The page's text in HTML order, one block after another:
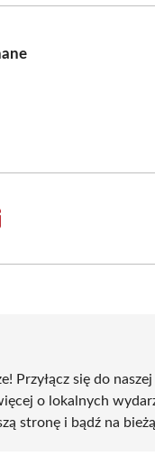
się do naszej
o lokalnych
stronę i bądź na